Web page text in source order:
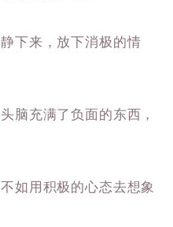
下来，放下消极的情
脑充满了负面的东西，
如用积极的心态去想象